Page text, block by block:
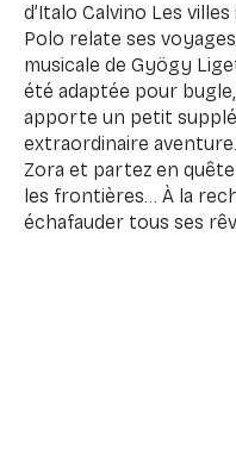
d’Italo Calvino Les
Polo relate ses
musicale de Gyögy
été adaptée pour
apporte un petit
extraordinaire
Zora et partez en quête
les frontières… À la
échafauder tous ses